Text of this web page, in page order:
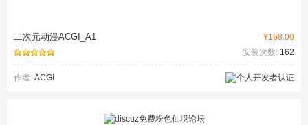
¥168.00
二次元动漫ACGI_A1
安装次数: 162
作者: ACGI